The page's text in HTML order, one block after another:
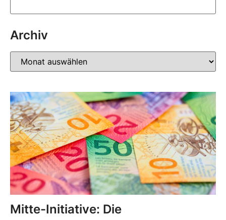
Archiv
Mitte-Initiative: Die